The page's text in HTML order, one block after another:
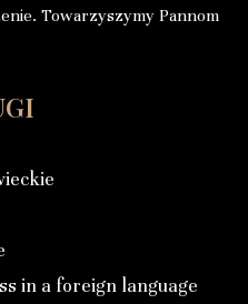
Towarzyszymy Pannom
in a foreign language